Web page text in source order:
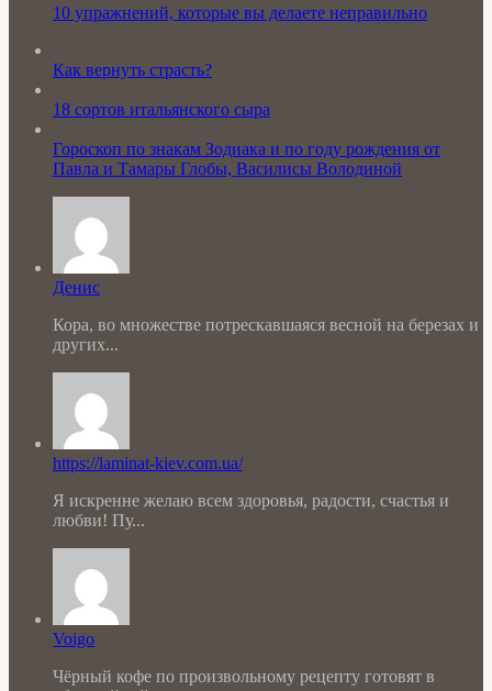
10 упражнений, которые вы делаете неправильно
Как вернуть страсть?
18 сортов итальянского сыра
Гороскоп по знакам Зодиака и по году рождения от
Павла и Тамары Глобы, Василисы Володиной
Денис
Кора, во множестве потрескавшаяся весной на березах и
других...
https://laminat-kiev.com.ua/
Я искренне желаю всем здоровья, радости, счастья и
любви! Пу...
Voigo
Чёрный кофе по произвольному рецепту готовят в